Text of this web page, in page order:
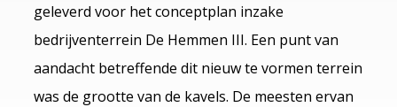
geleverd voor het conceptplan inzake
bedrijventerrein De Hemmen III. Een punt van
aandacht betreffende dit nieuw te vormen terrein
was de grootte van de kavels. De meesten ervan